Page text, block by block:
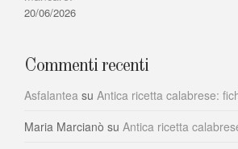
20/06/2026
Commenti recenti
Asfalantea su Antica ricetta calabrese:
Maria Marcianò su Antica ricetta